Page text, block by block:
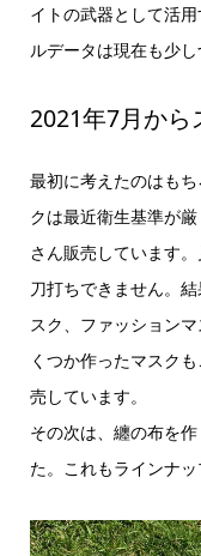
イトの武器として活
ルデータは現在も少し
2021年7月か
最初に考えたのはも
クは最近衛生基準が
さん販売しています
刀打ちできません。
スク、ファッション
くつか作ったマスク
売しています。
その次は、纏の布を
た。これもラインナッ